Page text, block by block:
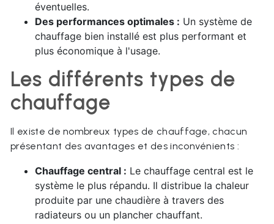
éventuelles.
Des performances optimales : Un système de
chauffage bien installé est plus performant et
plus économique à l'usage.
Les différents types de
chauffage
Il existe de nombreux types de chauffage, chacun
présentant des avantages et des inconvénients :
Chauffage central : Le chauffage central est le
système le plus répandu. Il distribue la chaleur
produite par une chaudière à travers des
radiateurs ou un plancher chauffant.